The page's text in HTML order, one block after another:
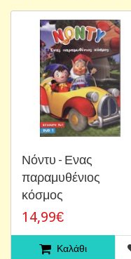
Νόντυ - Ενας
παραμυθένιος
κόσμος
14,99€
Καλάθι